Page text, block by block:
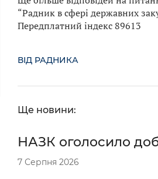
“Радник в сфері державних
Передплатний індекс 89613
ВІД РАДНИКА
Ще новини:
НАЗК оголосило
7 Серпня 2026